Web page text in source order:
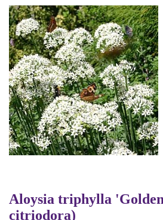
Aloysia triphylla
citriodora)